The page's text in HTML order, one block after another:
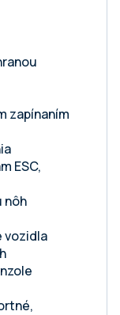
zapínaním
ESC,
nôh
vozidla